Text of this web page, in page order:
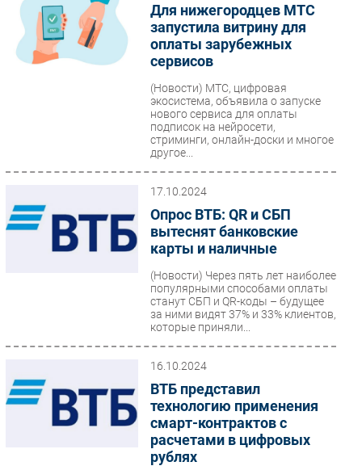
Для нижегородцев МТС
запустила витрину для
оплаты зарубежных
сервисов
(Новости) МТС, цифровая
экосистема, объявила о запуске
нового сервиса для оплаты
подписок на нейросети,
стриминги, онлайн-доски и многое
другое...
17.10.2024
Опрос ВТБ: QR и СБП
вытеснят банковские
карты и наличные
(Новости) Через пять лет наиболее
популярными способами оплаты
станут СБП и QR-коды – будущее
за ними видят 37% и 33% клиентов,
которые приняли...
16.10.2024
ВТБ представил
технологию применения
смарт-контрактов с
расчетами в цифровых
рублях